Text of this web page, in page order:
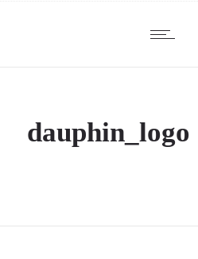
dauphin_logo